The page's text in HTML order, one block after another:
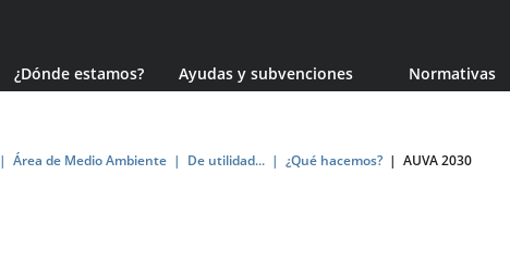
up
¿Dónde estamos? Ayudas y subvenciones Normativas
Área de Medio Ambiente De utilidad... ¿Qué hacemos? AUVA 2030